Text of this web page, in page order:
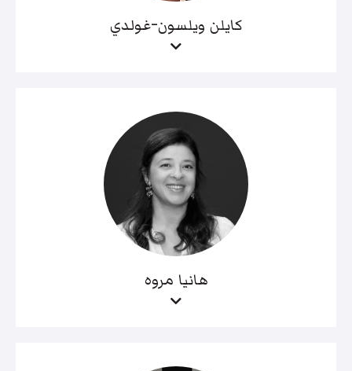
كايلن ويلسون-غولدي
هانيا مروه